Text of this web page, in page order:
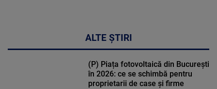
ALTE ȘTIRI
(P) Piața fotovoltaică din București
în 2026: ce se schimbă pentru
proprietarii de case și firme